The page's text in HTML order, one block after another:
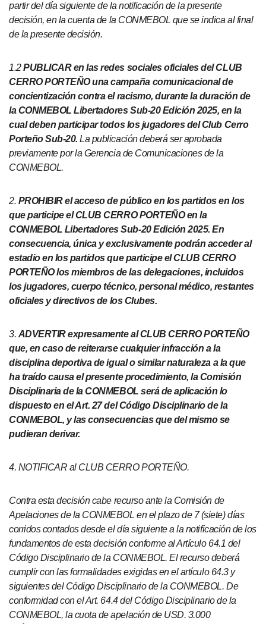
partir del día siguiente de la notificación de la presente
decisión, en la cuenta de la CONMEBOL que se indica al final
de la presente decisión.
1.2PUBLICAR en las redes sociales oficiales del CLUB
CERRO PORTEÑO una campaña comunicacional de
concientización contra el racismo, durante la duración de
la CONMEBOL Libertadores Sub-20 Edición 2025, en la
cual deben participar todos los jugadores del Club Cerro
Porteño Sub-20. La publicación deberá ser aprobada
previamente por la Gerencia de Comunicaciones de la
CONMEBOL.
2. PROHIBIR el acceso de público en los partidos en los
que participe el CLUB CERRO PORTEÑO en la
CONMEBOL Libertadores Sub-20 Edición 2025. En
consecuencia, única y exclusivamente podrán acceder al
estadio en los partidos que participe el CLUB CERRO
PORTEÑO los miembros de las delegaciones, incluidos
los jugadores, cuerpo técnico, personal médico, restantes
oficiales y directivos de los Clubes.
3. ADVERTIR expresamente al CLUB CERRO PORTEÑO
que, en caso de reiterarse cualquier infracción a la
disciplina deportiva de igual o similar naturaleza a la que
ha traído causa el presente procedimiento, la Comisión
Disciplinaria de la CONMEBOL será de aplicación lo
dispuesto en el Art. 27 del Código Disciplinario de la
CONMEBOL, y las consecuencias que del mismo se
pudieran derivar.
4. NOTIFICAR al CLUB CERRO PORTEÑO.
Contra esta decisión cabe recurso ante la Comisión de
Apelaciones de la CONMEBOL en el plazo de 7 (siete) días
corridos contados desde el día siguiente a la notificación de los
fundamentos de esta decisión conforme al Artículo 64.1 del
Código Disciplinario de la CONMEBOL. El recurso deberá
cumplir con las formalidades exigidas en el artículo 64.3 y
siguientes del Código Disciplinario de la CONMEBOL. De
conformidad con el Art. 64.4 del Código Disciplinario de la
CONMEBOL, la cuota de apelación de USD. 3.000